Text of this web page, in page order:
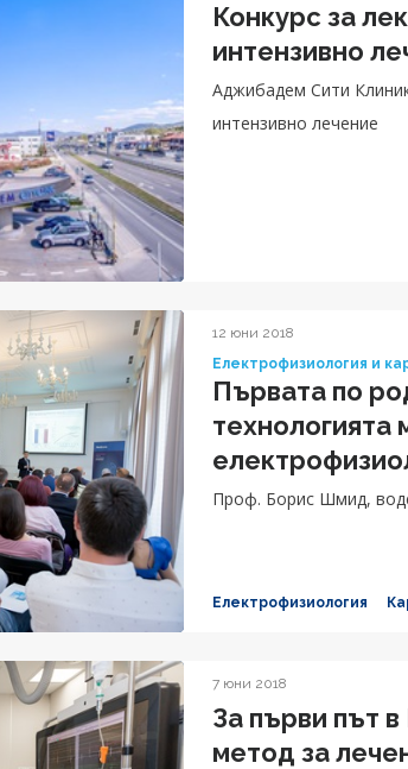
Конкурс за
интензивно
Аджибадем Сити
интензивно лечение
12 юни 2018
Електрофизиология и
Първата по
технологията
Проф. Борис Шмид,
Електрофизиология
7 юни 2018
За първи път
метод за